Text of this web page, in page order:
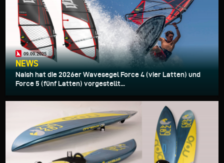
09.09.2025
NEWS
Naish hat die 2026er Wavesegel Force 4 (vier Latten) und
Force 5 (fünf Latten) vorgestellt...